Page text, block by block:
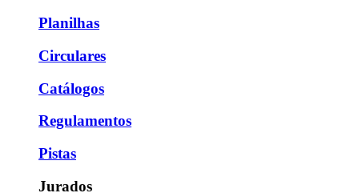
Planilhas
Circulares
Catálogos
Regulamentos
Pistas
Jurados